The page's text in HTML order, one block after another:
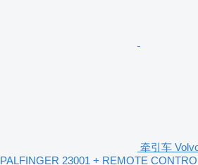
牵引车
PALFINGER 23001 + REMOTE